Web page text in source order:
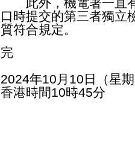
口時提交的第三者獨立
質符合規定。
完
2024年10月10日（星
香港時間10時45分